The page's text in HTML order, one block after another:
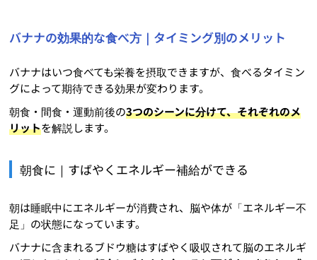
バナナの効果的な食べ方｜タイミング別のメリット
バナナはいつ食べても栄養を摂取できますが、食べるタイミン
グによって期待できる効果が変わります。
朝食・間食・運動前後の3つのシーンに分けて、それぞれのメ
リットを解説します。
朝食に｜すばやくエネルギー補給ができる
朝は睡眠中にエネルギーが消費され、脳や体が「エネルギー不
足」の状態になっています。
バナナに含まれるブドウ糖はすばやく吸収されて脳のエネルギ